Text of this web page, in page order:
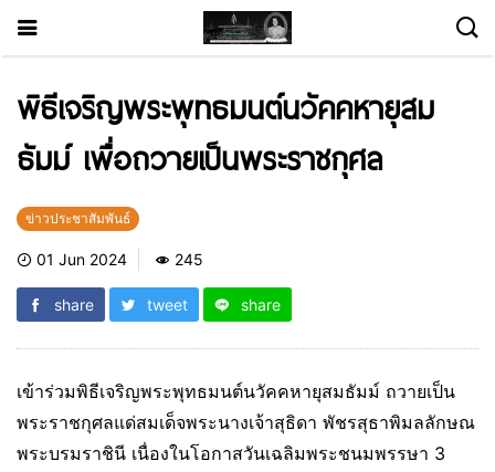
พิธีเจริญพระพุทธมนต์นวัคคหายุสม
ธัมม์ เพื่อถวายเป็นพระราชกุศล
ข่าวประชาสัมพันธ์
01 Jun 2024 245
share tweet share
เข้าร่วมพิธีเจริญพระพุทธมนต์นวัคคหายุสมธัมม์ ถวายเป็น
พระราชกุศลแด่สมเด็จพระนางเจ้าสุธิดา พัชรสุธาพิมลลักษณ
พระบรมราชินี เนื่องในโอกาสวันเฉลิมพระชนมพรรษา 3